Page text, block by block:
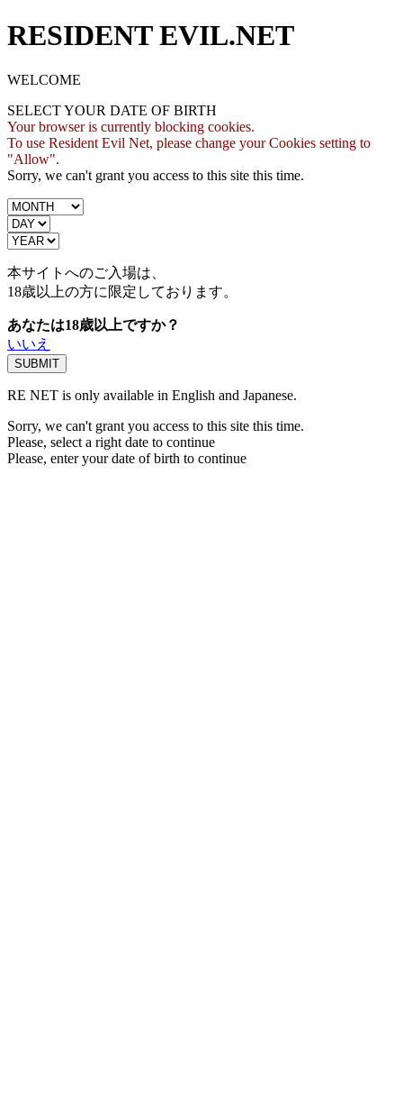
RESIDENT EVIL.NET
WELCOME
SELECT YOUR DATE OF BIRTH
Your browser is currently blocking cookies.
To use Resident Evil Net, please change your Cookies setting to
"Allow".
Sorry, we can't grant you access to this site this time.
本サイトへのご入場は、
18歳以上の方に限定しております。
あなたは18歳以上ですか？
いいえ
RE NET is only available in English and Japanese.
Sorry, we can't grant you access to this site this time.
Please, select a right date to continue
Please, enter your date of birth to continue